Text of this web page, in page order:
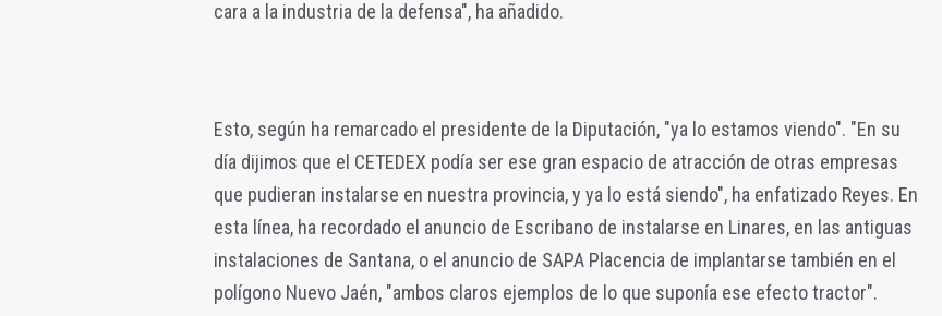
cara a la industria de la defensa", ha añadido.
Esto, según ha remarcado el presidente de la Diputación, "ya lo estamos viendo". "En su
día dijimos que el CETEDEX podía ser ese gran espacio de atracción de otras empresas
que pudieran instalarse en nuestra provincia, y ya lo está siendo", ha enfatizado Reyes. En
esta línea, ha recordado el anuncio de Escribano de instalarse en Linares, en las antiguas
instalaciones de Santana, o el anuncio de SAPA Placencia de implantarse también en el
polígono Nuevo Jaén, "ambos claros ejemplos de lo que suponía ese efecto tractor".